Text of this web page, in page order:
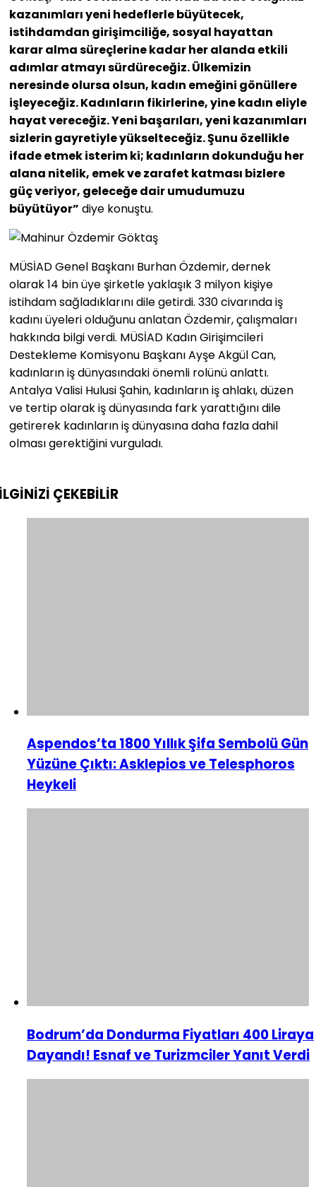
kazanımları yeni hedeflerle büyütecek,
istihdamdan girişimciliğe, sosyal hayattan
karar alma süreçlerine kadar her alanda etkili
adımlar atmayı sürdüreceğiz. Ülkemizin
neresinde olursa olsun, kadın emeğini gönüllere
işleyeceğiz. Kadınların fikirlerine, yine kadın eliyle
hayat vereceğiz. Yeni başarıları, yeni kazanımları
sizlerin gayretiyle yükselteceğiz. Şunu özellikle
ifade etmek isterim ki; kadınların dokunduğu her
alana nitelik, emek ve zarafet katması bizlere
güç veriyor, geleceğe dair umudumuzu
büyütüyor” diye konuştu.
MÜSİAD Genel Başkanı Burhan Özdemir, dernek
olarak 14 bin üye şirketle yaklaşık 3 milyon kişiye
istihdam sağladıklarını dile getirdi. 330 civarında iş
kadını üyeleri olduğunu anlatan Özdemir, çalışmaları
hakkında bilgi verdi. MÜSİAD Kadın Girişimcileri
Destekleme Komisyonu Başkanı Ayşe Akgül Can,
kadınların iş dünyasındaki önemli rolünü anlattı.
Antalya Valisi Hulusi Şahin, kadınların iş ahlakı, düzen
ve tertip olarak iş dünyasında fark yarattığını dile
getirerek kadınların iş dünyasına daha fazla dahil
olması gerektiğini vurguladı.
ÇEKEBİLİR
Aspendos’ta 1800 Yıllık Şifa Sembolü Gün
Yüzüne Çıktı: Asklepios ve Telesphoros
Heykeli
Bodrum’da Dondurma Fiyatları 400 Liraya
Dayandı! Esnaf ve Turizmciler Yanıt Verdi